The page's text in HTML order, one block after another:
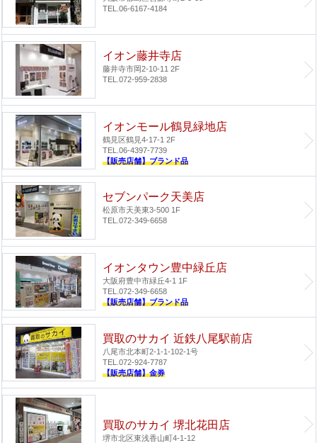
TEL.06-6167-4184
イオン藤井寺店
藤井寺市岡2-10-11 2F
TEL.072-959-2838
イオンモール鶴見緑地店
鶴見区鶴見4-17-1 2F
TEL.06-4397-7739
【販売店舗】ブランド品
セブンパーク天美店
松原市天美東3-500 1F
TEL.072-349-6658
イオンタウン豊中緑丘店
大阪府豊中市緑丘4-1 1F
TEL.072-349-6658
【販売店舗】ブランド品
買取のサカイ 近鉄八尾駅前店
八尾市北本町2-1-1-102-1号
TEL.072-924-7787
【販売店舗】金券
買取のサカイ 堺北花田店
堺市北区東浅香山町4-1-12